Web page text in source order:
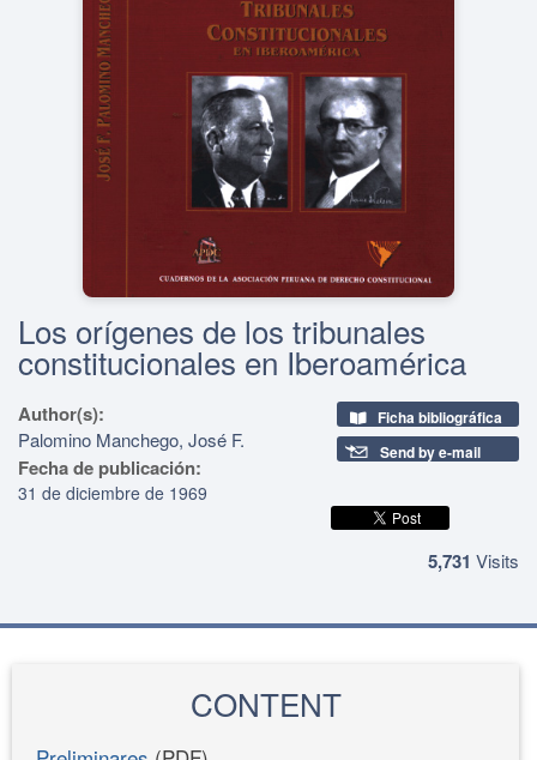
Los orígenes de los tribunales
constitucionales en Iberoamérica
Author(s):
Palomino Manchego, José F.
Fecha de publicación:
31 de diciembre de 1969
Ficha bibliográfica
Send by e-mail
5,731 Visits
CONTENT